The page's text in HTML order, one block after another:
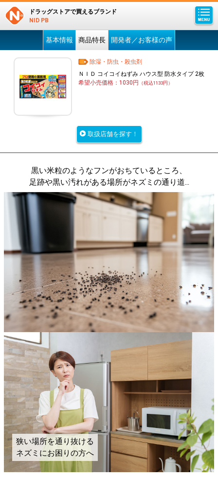
ドラッグストアで買えるブランド
NID PB
基本情報 商品特長 開発者／お客様の声
除湿・防虫・殺虫剤
ＮＩＤ コイコイねずみ ハウス型 防水タイプ 2枚
希望小売価格：1030円
（税込1133円）
取扱店舗を探す！